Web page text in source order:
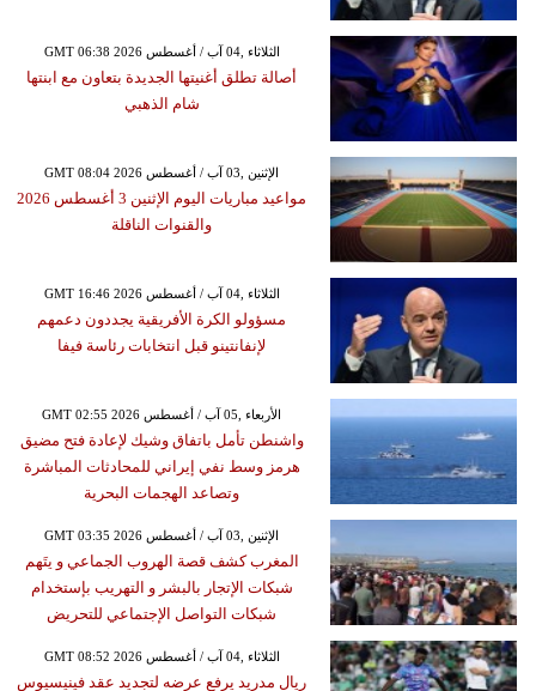
GMT 06:38 2026 الثلاثاء ,04 آب / أغسطس
أصالة تطلق أغنيتها الجديدة بتعاون مع ابنتها
شام الذهبي
GMT 08:04 2026 الإثنين ,03 آب / أغسطس
مواعيد مباريات اليوم الإثنين 3 أغسطس 2026
والقنوات الناقلة
GMT 16:46 2026 الثلاثاء ,04 آب / أغسطس
مسؤولو الكرة الأفريقية يجددون دعمهم
لإنفانتينو قبل انتخابات رئاسة فيفا
GMT 02:55 2026 الأربعاء ,05 آب / أغسطس
واشنطن تأمل باتفاق وشيك لإعادة فتح مضيق
هرمز وسط نفي إيراني للمحادثات المباشرة
وتصاعد الهجمات البحرية
GMT 03:35 2026 الإثنين ,03 آب / أغسطس
المغرب كشف قصة الهروب الجماعي و يتَهم
شبكات الإتجار بالبشر و التهريب بإستخدام
شبكات التواصل الإجتماعي للتحريض
GMT 08:52 2026 الثلاثاء ,04 آب / أغسطس
ريال مدريد يرفع عرضه لتجديد عقد فينيسيوس